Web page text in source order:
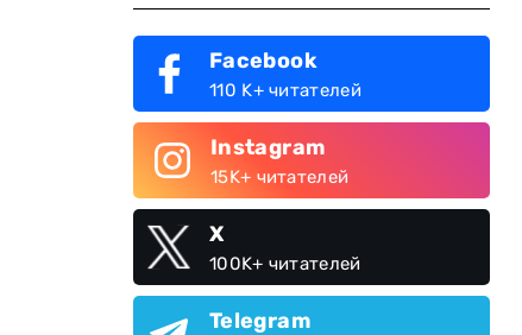
Facebook
110 K+ читателей
Instagram
15K+ читателей
X
100K+ читателей
Telegram